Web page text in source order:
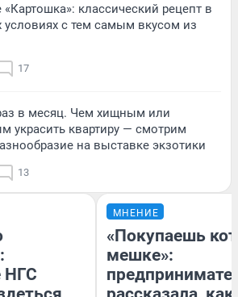
классический рецепт в
с тем самым вкусом из
17
в месяц. Чем хищным или
украсить квартиру — смотрим
на выставке экзотики
13
НГС
МНЕНИЕ
«Покупаешь
мешке»: